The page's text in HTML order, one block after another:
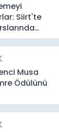
Siirt'te
Eğitimi
Musa
Ödülünü